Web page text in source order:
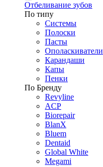
Отбеливание зубов
По типу
Системы
Полоски
Пасты
Ополаскиватели
Карандаши
Капы
Пенки
По Бренду
Revyline
ACP
Biorepair
BlanX
Bluem
Dentaid
Global White
Megami